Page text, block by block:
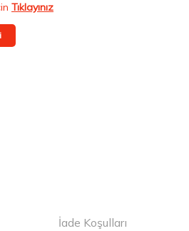
Tıklayınız
İade Koşulları